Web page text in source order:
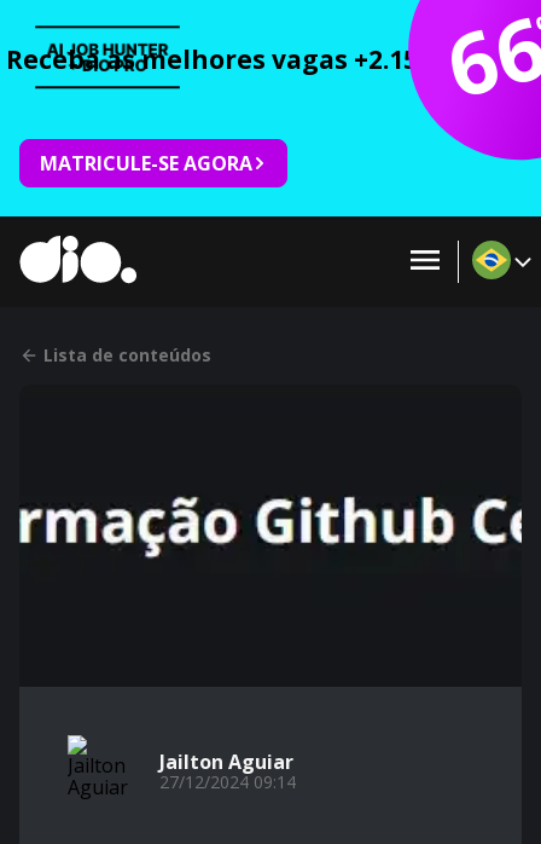
Receba as melhores vagas +2.150 cursos
MATRICULE-SE AGORA
Lista de conteúdos
Jailton Aguiar
27/12/2024 09:14